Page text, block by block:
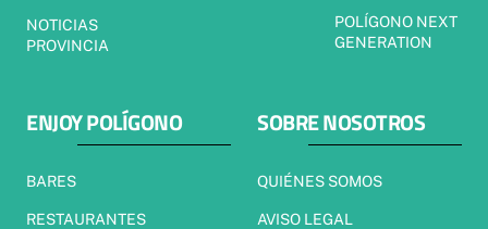
NOTICIAS
PROVINCIA
POLÍGONO NEXT
GENERATION
ENJOY POLÍGONO
BARES
RESTAURANTES
SOBRE NOSOTROS
QUIÉNES SOMOS
AVISO LEGAL